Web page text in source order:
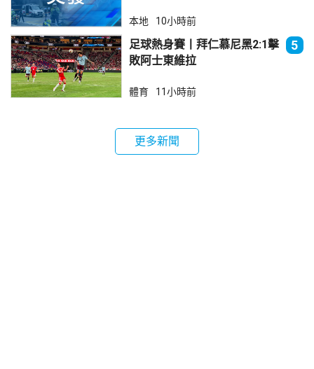
本地 10小時前
足球熱身賽丨拜仁慕尼黑2:1擊
敗阿士東維拉
5
體育 11小時前
更多新聞